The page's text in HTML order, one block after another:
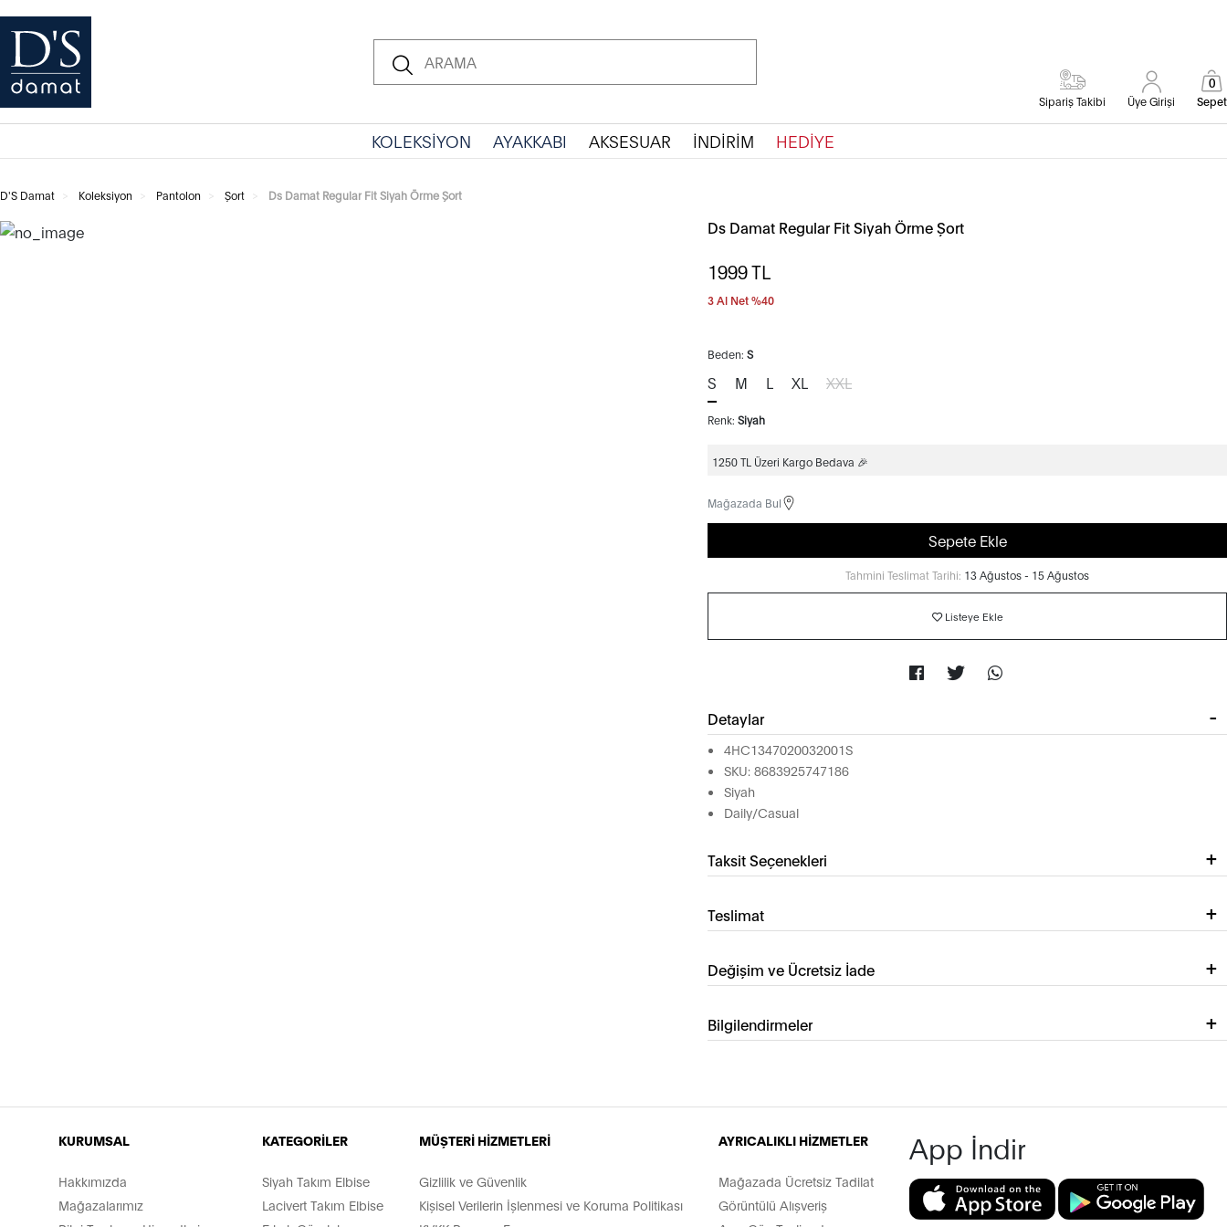
Sipariş Takibi Üye Girişi Sepet
0
KOLEKSİYON AYAKKABI AKSESUAR İNDİRİM HEDİYE
D'S Damat Koleksiyon Pantolon Şort Ds Damat Regular Fit Siyah Örme Şort
Ds Damat Regular Fit Siyah Örme Şort
1999TL
3 Al Net %40
Beden: S
S M L XL XXL
Renk: Siyah
1250 TL Üzeri Kargo Bedava 🎉
Mağazada Bul
Sepete Ekle
Tahmini Teslimat Tarihi: 13 Ağustos - 15 Ağustos
Listeye Ekle
Detaylar
4HC1347020032001S
SKU: 8683925747186
Siyah
Daily/Casual
Taksit Seçenekleri
Teslimat
Değişim ve Ücretsiz İade
Bilgilendirmeler
KURUMSAL
Hakkımızda
Mağazalarımız
KATEGORİLER
Siyah Takım Elbise
Lacivert Takım Elbise
MÜŞTERİ HİZMETLERİ
Gizlilik ve Güvenlik
Kişisel Verilerin İşlenmesi ve Koruma Politikası
AYRICALIKLI HİZMETLER
Mağazada Ücretsiz Tadilat
Görüntülü Alışveriş
App İndir